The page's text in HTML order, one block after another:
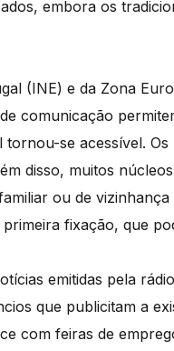
embora os
(INE) e da Zona
comunicação
se acessível.
disso, muitos
ou de
fixação, que
emitidas pela
que publicitam a
com feiras de